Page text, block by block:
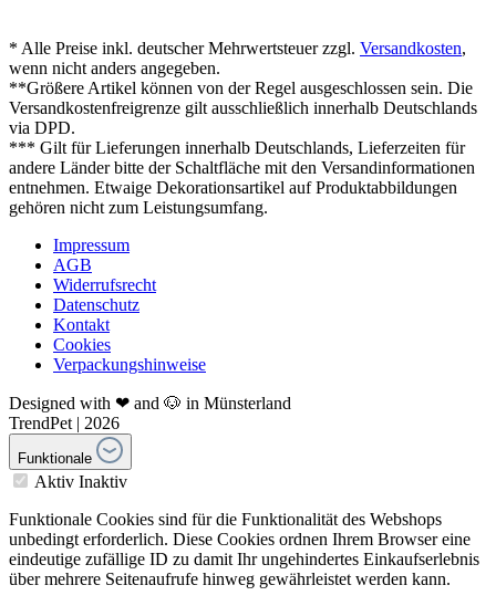
* Alle Preise inkl. deutscher Mehrwertsteuer zzgl. Versandkosten,
wenn nicht anders angegeben.
**Größere Artikel können von der Regel ausgeschlossen sein. Die
Versandkostenfreigrenze gilt ausschließlich innerhalb Deutschlands
via DPD.
*** Gilt für Lieferungen innerhalb Deutschlands, Lieferzeiten für
andere Länder bitte der Schaltfläche mit den Versandinformationen
entnehmen. Etwaige Dekorationsartikel auf Produktabbildungen
gehören nicht zum Leistungsumfang.
Impressum
AGB
Widerrufsrecht
Datenschutz
Kontakt
Cookies
Verpackungshinweise
Designed with ❤ and 🐶 in Münsterland
TrendPet | 2026
Funktionale
Aktiv Inaktiv
Funktionale Cookies sind für die Funktionalität des Webshops
unbedingt erforderlich. Diese Cookies ordnen Ihrem Browser eine
eindeutige zufällige ID zu damit Ihr ungehindertes Einkaufserlebnis
über mehrere Seitenaufrufe hinweg gewährleistet werden kann.